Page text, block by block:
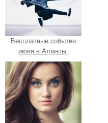
Бесплатные события
июня в Алматы.